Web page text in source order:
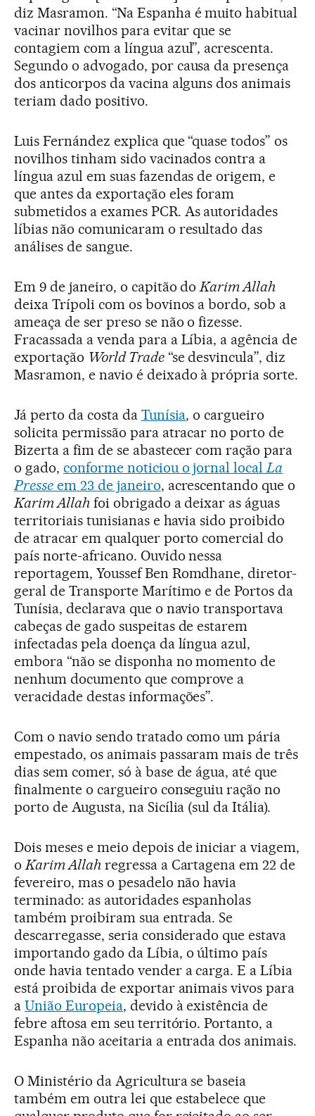
diz Masramon. “Na Espanha é muito habitual
vacinar novilhos para evitar que se
contagiem com a língua azul”, acrescenta.
Segundo o advogado, por causa da presença
dos anticorpos da vacina alguns dos animais
teriam dado positivo.
Luis Fernández explica que “quase todos” os
novilhos tinham sido vacinados contra a
língua azul em suas fazendas de origem, e
que antes da exportação eles foram
submetidos a exames PCR. As autoridades
líbias não comunicaram o resultado das
análises de sangue.
Em 9 de janeiro, o capitão doKarim Allah
deixa Trípoli com os bovinos a bordo, sob a
ameaça de ser preso se não o fizesse.
Fracassada a venda para a Líbia, a agência de
exportação World Trade“se desvincula”, diz
Masramon, e navio é deixado à própria sorte.
Já perto da costa da Tunísia, o cargueiro
solicita permissão para atracar no porto de
Bizerta a fim de se abastecer com ração para
o gado, conforme noticiou o jornal local La
Presse em 23 de janeiro, acrescentando que o
Karim Allahfoi obrigado a deixar as águas
territoriais tunisianas e havia sido proibido
de atracar em qualquer porto comercial do
país norte-africano. Ouvido nessa
reportagem, Youssef Ben Romdhane, diretor-
geral de Transporte Marítimo e de Portos da
Tunísia, declarava que o navio transportava
cabeças de gado suspeitas de estarem
infectadas pela doença da língua azul,
embora “não se disponha no momento de
nenhum documento que comprove a
veracidade destas informações”.
Com o navio sendo tratado como um pária
empestado, os animais passaram mais de três
dias sem comer, só à base de água, até que
finalmente o cargueiro conseguiu ração no
porto de Augusta, na Sicília (sul da Itália).
Dois meses e meio depois de iniciar a viagem,
oKarim Allahregressa a Cartagena em 22 de
fevereiro, mas o pesadelo não havia
terminado: as autoridades espanholas
também proibiram sua entrada. Se
descarregasse, seria considerado que estava
importando gado da Líbia, o último país
onde havia tentado vender a carga. E a Líbia
está proibida de exportar animais vivos para
a União Europeia, devido à existência de
febre aftosa em seu território. Portanto, a
Espanha não aceitaria a entrada dos animais.
O Ministério da Agricultura se baseia
também em outra lei que estabelece que